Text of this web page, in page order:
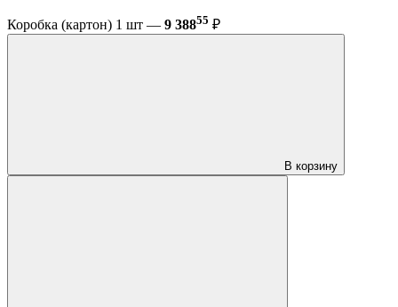
Коробка (картон) 1 шт — 9 38855 ₽
В корзину